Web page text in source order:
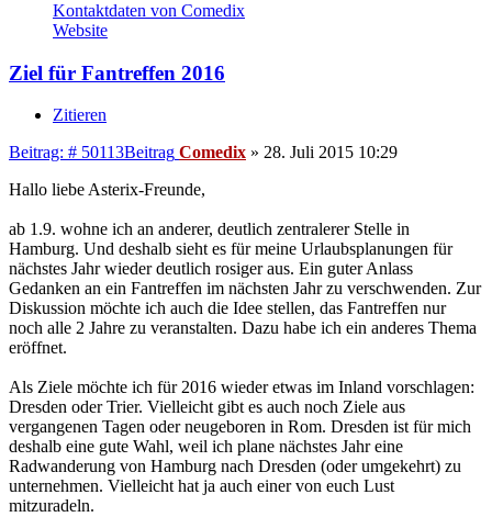
Kontaktdaten von Comedix
Website
Ziel für Fantreffen 2016
Zitieren
Beitrag: # 50113Beitrag Comedix » 28. Juli 2015 10:29
Hallo liebe Asterix-Freunde,
ab 1.9. wohne ich an anderer, deutlich zentralerer Stelle in
Hamburg. Und deshalb sieht es für meine Urlaubsplanungen für
nächstes Jahr wieder deutlich rosiger aus. Ein guter Anlass
Gedanken an ein Fantreffen im nächsten Jahr zu verschwenden. Zur
Diskussion möchte ich auch die Idee stellen, das Fantreffen nur
noch alle 2 Jahre zu veranstalten. Dazu habe ich ein anderes Thema
eröffnet.
Als Ziele möchte ich für 2016 wieder etwas im Inland vorschlagen:
Dresden oder Trier. Vielleicht gibt es auch noch Ziele aus
vergangenen Tagen oder neugeboren in Rom. Dresden ist für mich
deshalb eine gute Wahl, weil ich plane nächstes Jahr eine
Radwanderung von Hamburg nach Dresden (oder umgekehrt) zu
unternehmen. Vielleicht hat ja auch einer von euch Lust
mitzuradeln.